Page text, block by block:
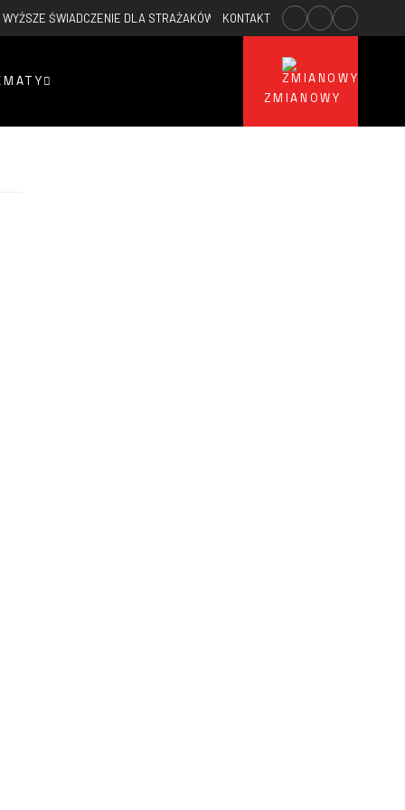
WYŻSZE ŚWIADCZENIE DLA STRAŻAKÓW OSP 2026-02-23 WYPADEK
KONTAKT
ZMIANOWY